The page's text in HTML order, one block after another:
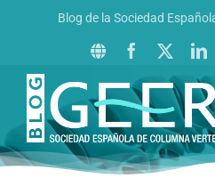
Blog de la Sociedad
Inicio